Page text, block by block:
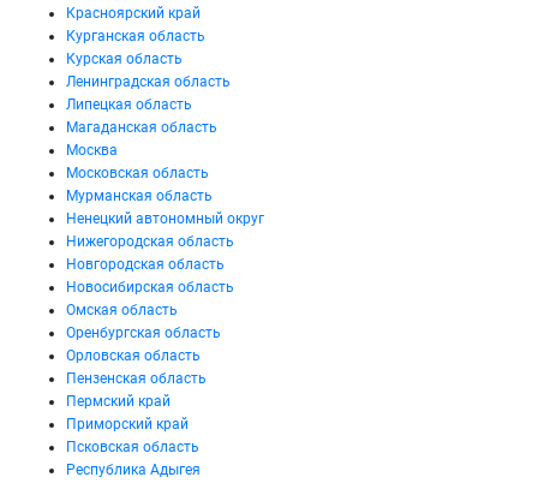
Красноярский край
Курганская область
Курская область
Ленинградская область
Липецкая область
Магаданская область
Москва
Московская область
Мурманская область
Ненецкий автономный округ
Нижегородская область
Новгородская область
Новосибирская область
Омская область
Оренбургская область
Орловская область
Пензенская область
Пермский край
Приморский край
Псковская область
Республика Адыгея